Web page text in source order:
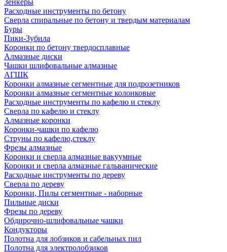
Зенкеры
Расходные инструменты по бетону
Сверла спиральные по бетону и твердым материалам
Буры
Пики-Зубила
Коронки по бетону твердосплавные
Алмазные диски
Чашки шлифовальные алмазные
АГШК
Коронки алмазные сегментные для подрозетников
Коронки алмазные сегментные колонковые
Расходные инструменты по кафелю и стеклу
Сверла по кафелю и стеклу
Алмазные коронки
Коронки-чашки по кафелю
Струны по кафелю,стеклу
Фрезы алмазные
Коронки и сверла алмазные вакуумные
Коронки и сверла алмазные гальванические
Расходные инструменты по дереву
Сверла по дереву
Коронки, Пилы сегментные - наборные
Пильные диски
Фрезы по дереву
Обдирочно-шлифовальные чашки
Кондукторы
Полотна для лобзиков и сабельных пил
Полотна для электролобзиков